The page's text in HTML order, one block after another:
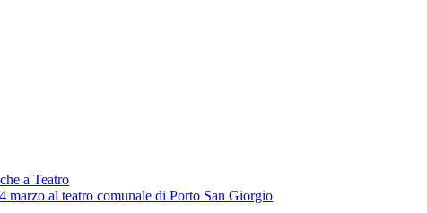
a Teatro
marzo al teatro comunale di Porto San Giorgio